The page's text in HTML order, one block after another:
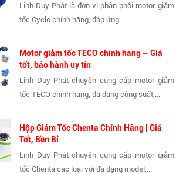
Linh Duy Phát là đơn vị phân phối motor giảm
tốc Cyclo chính hãng, đáp ứng...
Motor giảm tốc TECO chính hãng – Giá
tốt, bảo hành uy tín
Linh Duy Phát chuyên cung cấp motor giảm
tốc TECO chính hãng, đa dạng công suất,...
Hộp Giảm Tốc Chenta Chính Hãng | Giá
Tốt, Bền Bỉ
Linh Duy Phát chuyên cung cấp motor giảm
tốc Chenta các loại với đa dạng model,...